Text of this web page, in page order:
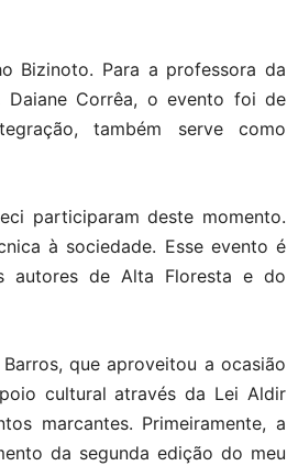
Bizinoto. Para a professora da
Daiane Corrêa, o evento foi de
também serve como
participaram deste momento.
à sociedade. Esse evento é
autores de Alta Floresta e do
que aproveitou a ocasião
cultural através da Lei Aldir
marcantes. Primeiramente, a
da segunda edição do meu